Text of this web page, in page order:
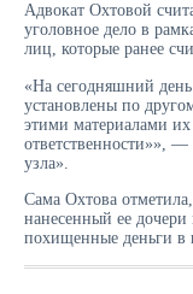
Адвокат Охтовой
уголовное дело в
лиц, которые ранее
«На сегодняшний день
установлены по
этими материалами их
ответственности»», —
узла».
Сама Охтова
нанесенный ее
похищенные деньги в